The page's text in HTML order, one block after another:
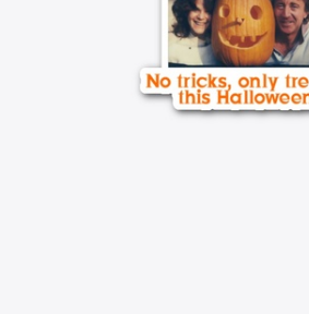
Überall verkaufen
Etwas verkaufen
25,00 $